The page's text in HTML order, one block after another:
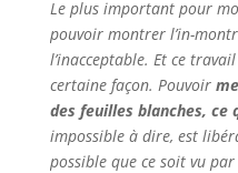
Le plus important pour
pouvoir montrer l’in-
l’inacceptable. Et ce
certaine façon. Pouvoir
des feuilles blanches, ce
impossible à dire, est
possible que ce soit vu par